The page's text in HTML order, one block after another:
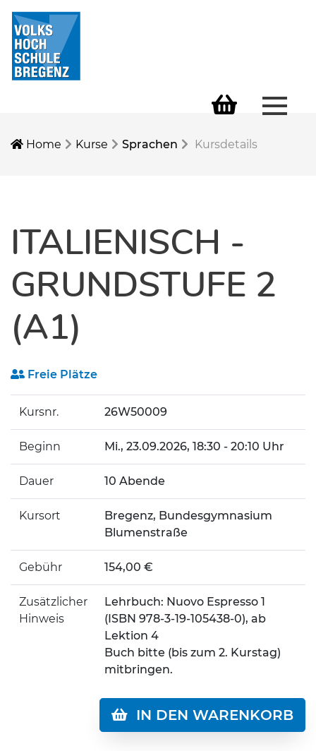
Home Kurse Sprachen Kursdetails
ITALIENISCH -
GRUNDSTUFE 2
(A1)
Freie Plätze
Kursnr. 26W50009
Beginn Mi., 23.09.2026, 18:30 - 20:10 Uhr
Dauer 10 Abende
Kursort
Bregenz, Bundesgymnasium
Blumenstraße
Gebühr 154,00 €
Zusätzlicher
Hinweis
Lehrbuch: Nuovo Espresso 1
(ISBN 978-3-19-105438-0), ab
Lektion 4
Buch bitte (bis zum 2. Kurstag)
mitbringen.
IN DEN WARENKORB